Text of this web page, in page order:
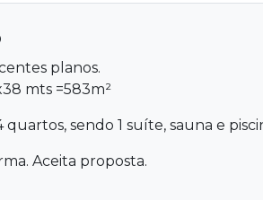
planos.
mts =583m²
quartos, sendo 1 suíte, sauna e
Aceita proposta.